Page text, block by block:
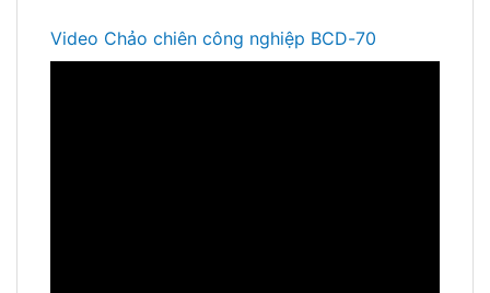
Video Chảo chiên công nghiệp BCD-70